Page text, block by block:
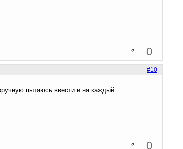
0
#10
пытаюсь ввести и на каждый
0